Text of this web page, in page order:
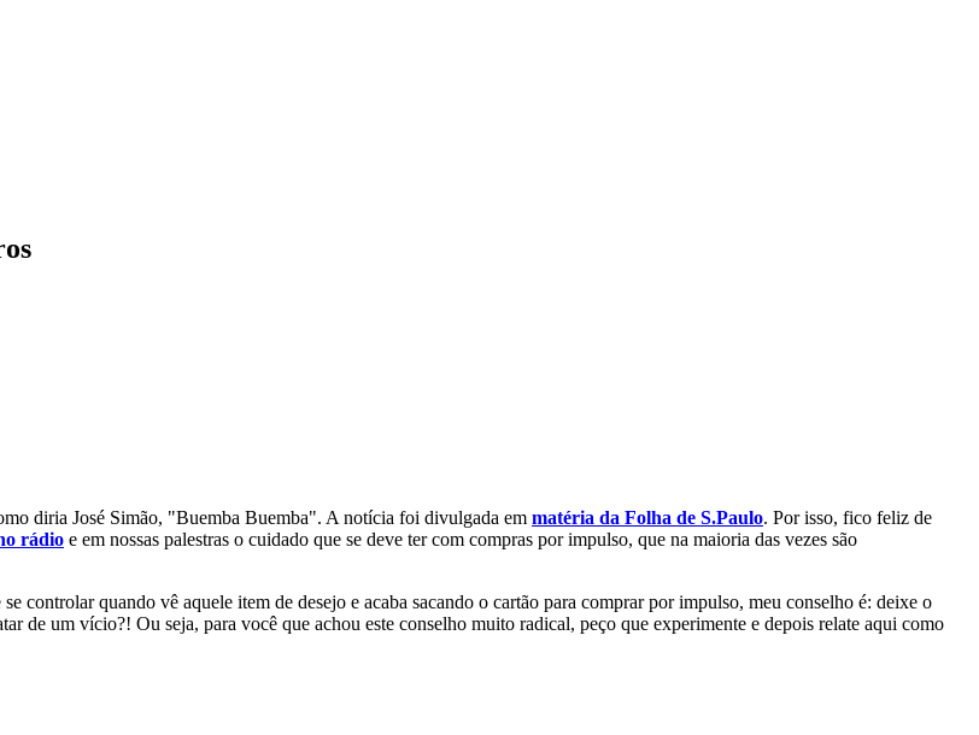
diria José Simão, "Buemba Buemba". A notícia foi divulgada em matéria da Folha de S.Paulo. Por isso, fico feliz de
rádio e em nossas palestras o cuidado que se deve ter com compras por impulso, que na maioria das vezes são
controlar quando vê aquele item de desejo e acaba sacando o cartão para comprar por impulso, meu conselho é: deixe o
de um vício?! Ou seja, para você que achou este conselho muito radical, peço que experimente e depois relate aqui como